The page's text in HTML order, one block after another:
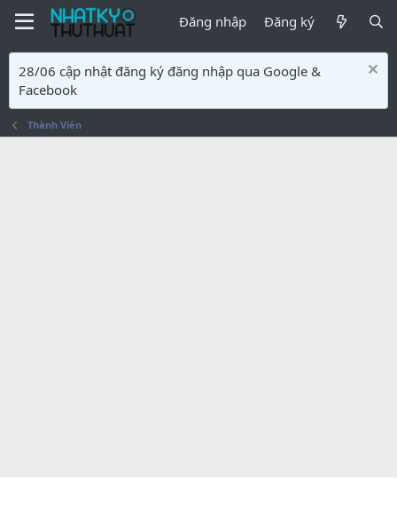
Đăng nhập Đăng ký
28/06 cập nhật đăng ký đăng nhập qua Google &
Facebook
Thành Viên